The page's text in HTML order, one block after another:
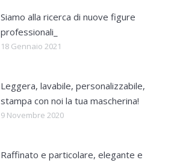
Siamo alla ricerca di nuove figure
professionali_
18 Gennaio 2021
Leggera, lavabile, personalizzabile,
stampa con noi la tua mascherina!
9 Novembre 2020
Raffinato e particolare, elegante e